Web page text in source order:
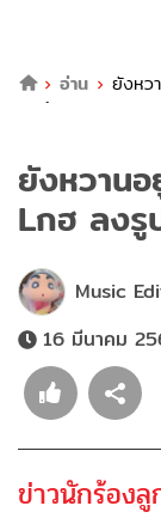
อ่าน
ยังหว
คิดถึง
ยังหวาน
Lกฮ ลงรู
Music
16 มีนาคม
ข่าวนักร้อง